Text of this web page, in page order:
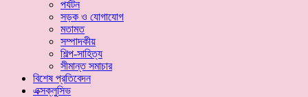
পর্যটন
সড়ক ও যোগাযোগ
মতামত
সম্পাদকীয়
শিল্প-সাহিত্য
সীমান্ত সমাচার
বিশেষ প্রতিবেদন
এক্সক্লুসিভ